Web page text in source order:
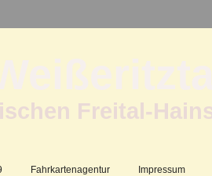
Freital-
Fahrkartenagentur Impressum